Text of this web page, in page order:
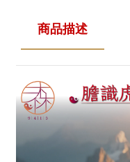
商品描述